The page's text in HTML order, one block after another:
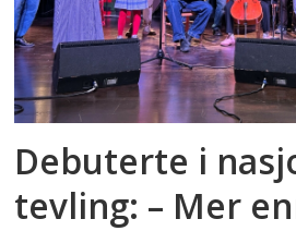
Debuterte i
tevling: – Mer